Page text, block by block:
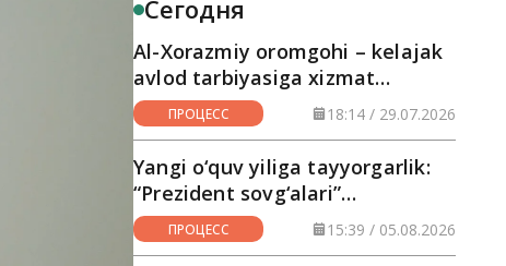
Сегодня
Al-Xorazmiy oromgohi – kelajak
avlod tarbiyasiga xizmat
qilayotgan maskan
ПРОЦЕСС 18:14 / 29.07.2026
Yangi o‘quv yiliga tayyorgarlik:
“Prezident sovg‘alari”
hududlarga yetkazilmoqda
ПРОЦЕСС 15:39 / 05.08.2026